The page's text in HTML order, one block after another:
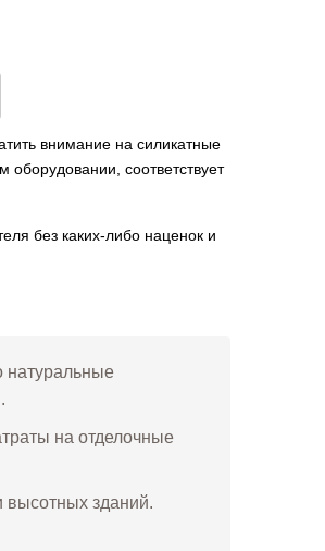
внимание на силикатные
соответствует
без каких-либо наценок и
натуральные
на отделочные
высотных зданий.